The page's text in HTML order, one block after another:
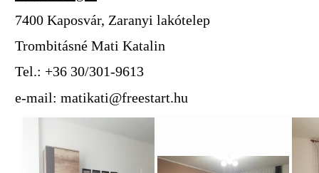
7400 Kaposvár, Zaranyi lakótelep
Trombitásné Mati Katalin
Tel.: +36 30/301-9613
e-mail: matikati@freestart.hu